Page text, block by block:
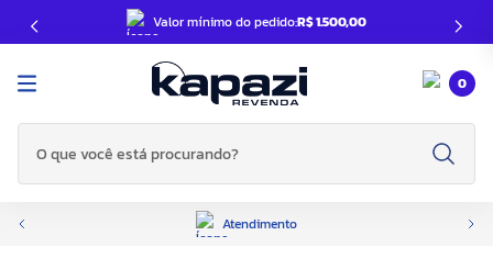
Valor mínimo do pedido:R$ 1.500,00
0
O que você está procurando?
Atendimento